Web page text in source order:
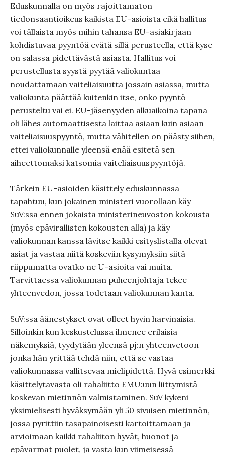
Eduskunnalla on myös rajoittamaton
tiedonsaantioikeus kaikista EU-asioista eikä hallitus
voi tällaista myös mihin tahansa EU-asiakirjaan
kohdistuvaa pyyntöä evätä sillä perusteella, että kyse
on salassa pidettävästä asiasta. Hallitus voi
perustellusta syystä pyytää valiokuntaa
noudattamaan vaiteliaisuutta jossain asiassa, mutta
valiokunta päättää kuitenkin itse, onko pyyntö
perusteltu vai ei. EU-jäsenyyden alkuaikoina tapana
oli lähes automaattisesta laittaa asiaan kuin asiaan
vaiteliaisuuspyyntö, mutta vähitellen on päästy siihen,
ettei valiokunnalle yleensä enää esitetä sen
aiheettomaksi katsomia vaiteliaisuuspyyntöjä.
Tärkein EU-asioiden käsittely eduskunnassa
tapahtuu, kun jokainen ministeri vuorollaan käy
SuV:ssa ennen jokaista ministerineuvoston kokousta
(myös epävirallisten kokousten alla) ja käy
valiokunnan kanssa lävitse kaikki esityslistalla olevat
asiat ja vastaa niitä koskeviin kysymyksiin siitä
riippumatta ovatko ne U-asioita vai muita.
Tarvittaessa valiokunnan puheenjohtaja tekee
yhteenvedon, jossa todetaan valiokunnan kanta.
SuV:ssa äänestykset ovat olleet hyvin harvinaisia.
Silloinkin kun keskustelussa ilmenee erilaisia
näkemyksiä, tyydytään yleensä pj:n yhteenvetoon
jonka hän yrittää tehdä niin, että se vastaa
valiokunnassa vallitsevaa mielipidettä. Hyvä esimerkki
käsittelytavasta oli rahaliitto EMU:uun liittymistä
koskevan mietinnön valmistaminen. SuV kykeni
yksimielisesti hyväksymään yli 50 sivuisen mietinnön,
jossa pyrittiin tasapainoisesti kartoittamaan ja
arvioimaan kaikki rahaliiton hyvät, huonot ja
epävarmat puolet, ja vasta kun viimeisessä